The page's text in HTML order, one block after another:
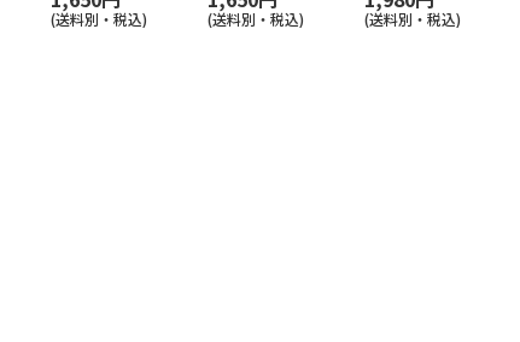
(送料別・税込) (送料別・税込) (送料別・税込)